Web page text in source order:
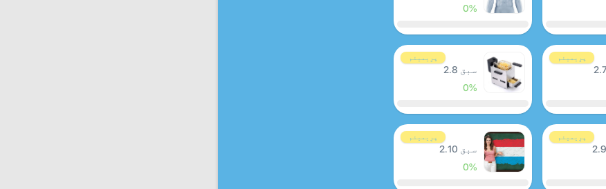
0%
پرِیمیئم پرِیمیئم
سبق 2.8
0%
پرِیمیئم پرِیمیئم
سبق 2.10
0%